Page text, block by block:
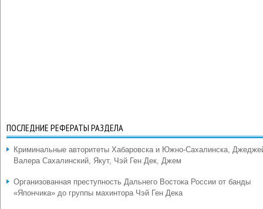
ПОСЛЕДНИЕ РЕФЕРАТЫ РАЗДЕЛА
Криминальные авторитеты Хабаровска и Южно-Сахалинска,
Валера Сахалинский, Якут, Чэй Ген Дек, Джем
Организованная преступность Дальнего Востока России от банды
«Япончика» до группы махинтора Чэй Ген Дека